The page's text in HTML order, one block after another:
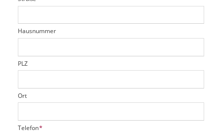
t
r
e
d
c
t
f
e
d
Hausnummer
PLZ
Ort
P
Telefon*